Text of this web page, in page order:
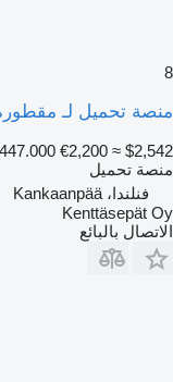
8
منصة تحميل لـ
€2,200 ≈ $2,542
منصة تحميل
فنلندا، Kankaanpää
Kenttäsepät Oy
الاتصال بالبائع